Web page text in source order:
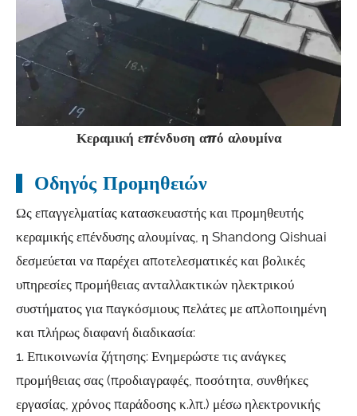
Κεραμική επένδυση από αλουμίνα
Οδηγός Προμηθειών
Ως επαγγελματίας κατασκευαστής και προμηθευτής
κεραμικής επένδυσης αλουμίνας, η Shandong Qishuai
δεσμεύεται να παρέχει αποτελεσματικές και βολικές
υπηρεσίες προμήθειας ανταλλακτικών ηλεκτρικού
συστήματος για παγκόσμιους πελάτες με απλοποιημένη
και πλήρως διαφανή διαδικασία:
1. Επικοινωνία ζήτησης: Ενημερώστε τις ανάγκες
προμήθειας σας (προδιαγραφές, ποσότητα, συνθήκες
εργασίας, χρόνος παράδοσης κ.λπ.) μέσω ηλεκτρονικής